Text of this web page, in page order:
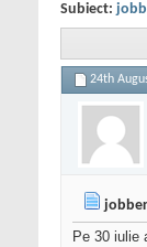
Subiect:
24th
Pe 30 iulie